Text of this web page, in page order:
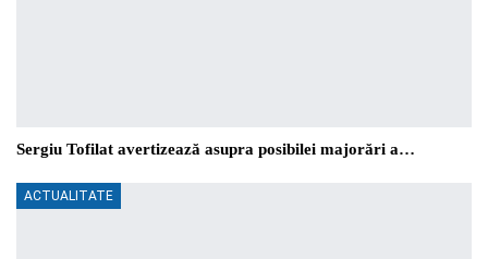
Sergiu Tofilat avertizează asupra posibilei majorări a…
ACTUALITATE